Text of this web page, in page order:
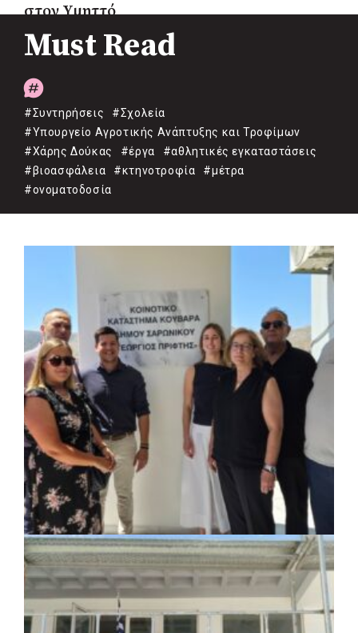
στον Υμηττό
Must Read
#Συντηρήσεις
#Σχολεία
#Υπουργείο Αγροτικής Ανάπτυξης και Τροφίμων
#Χάρης Δούκας
#έργα
#αθλητικές εγκαταστάσεις
#βιοασφάλεια
#κτηνοτροφία
#μέτρα
#ονοματοδοσία
ΚΟΙΝΩΝΙΑ | 07/08/2026 · 18:01
Το Δημοτικό Κατάστημα Κουβαρά φέρει
πλέον το όνομα «Γεώργιος Πρίφτης»